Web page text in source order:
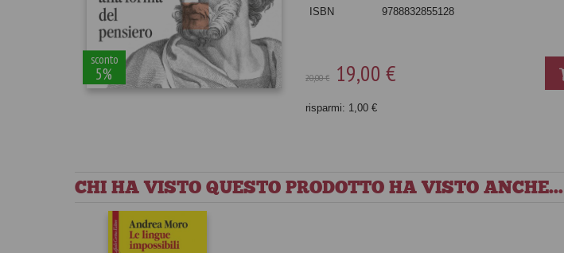
sconto
5%
ISBN 9788832855128
20,00 € 19,00 €
risparmi: 1,00 €
CHI HA VISTO QUESTO PRODOTTO HA VISTO ANCHE...